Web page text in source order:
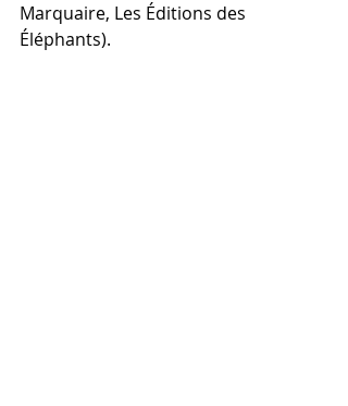
Marquaire, Les Éditions des
Éléphants).